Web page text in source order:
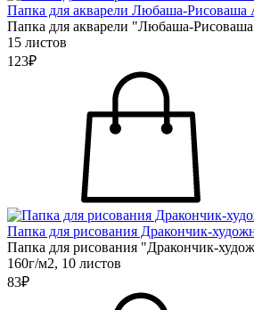
Папка для акварели Любаша-Рисоваша
Папка для акварели "Любаша-
15 листов
123₽
Папка для рисования Дракончик-
Папка для рисования "Дракончик-
160г/м2, 10 листов
83₽